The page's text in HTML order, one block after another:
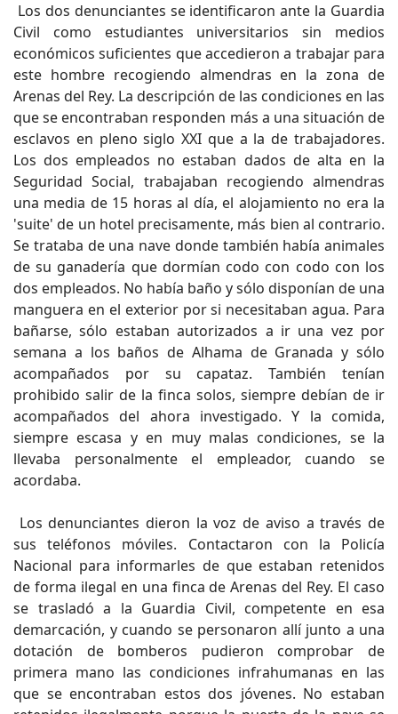
Los dos denunciantes se identificaron ante la Guardia
Civil como estudiantes universitarios sin medios
económicos suficientes que accedieron a trabajar para
este hombre recogiendo almendras en la zona de
Arenas del Rey. La descripción de las condiciones en las
que se encontraban responden más a una situación de
esclavos en pleno siglo XXI que a la de trabajadores.
Los dos empleados no estaban dados de alta en la
Seguridad Social, trabajaban recogiendo almendras
una media de 15 horas al día, el alojamiento no era la
'suite' de un hotel precisamente, más bien al contrario.
Se trataba de una nave donde también había animales
de su ganadería que dormían codo con codo con los
dos empleados. No había baño y sólo disponían de una
manguera en el exterior por si necesitaban agua. Para
bañarse, sólo estaban autorizados a ir una vez por
semana a los baños de Alhama de Granada y sólo
acompañados por su capataz. También tenían
prohibido salir de la finca solos, siempre debían de ir
acompañados del ahora investigado. Y la comida,
siempre escasa y en muy malas condiciones, se la
llevaba personalmente el empleador, cuando se
acordaba.
Los denunciantes dieron la voz de aviso a través de
sus teléfonos móviles. Contactaron con la Policía
Nacional para informarles de que estaban retenidos
de forma ilegal en una finca de Arenas del Rey. El caso
se trasladó a la Guardia Civil, competente en esa
demarcación, y cuando se personaron allí junto a una
dotación de bomberos pudieron comprobar de
primera mano las condiciones infrahumanas en las
que se encontraban estos dos jóvenes. No estaban